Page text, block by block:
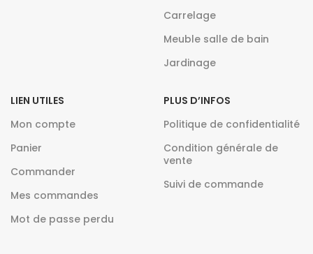
Carrelage
Meuble salle de bain
Jardinage
LIEN UTILES
Mon compte
Panier
Commander
Mes commandes
Mot de passe perdu
PLUS D’INFOS
Politique de confidentialité
Condition générale de
vente
Suivi de commande